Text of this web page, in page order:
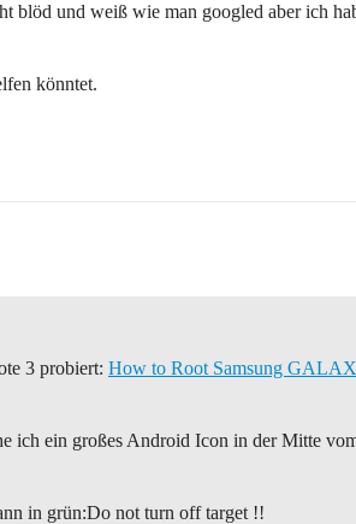
blöd und weiß wie man googled aber ich
könntet.
3 probiert: How to Root Samsung
ich ein großes Android Icon in der Mitte
in grün:Do not turn off target !!